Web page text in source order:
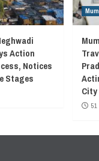
Action
Notices
Stages
City